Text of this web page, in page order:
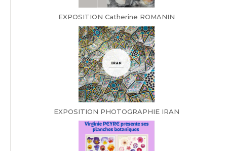
EXPOSITION Catherine ROMANIN
EXPOSITION PHOTOGRAPHIE IRAN